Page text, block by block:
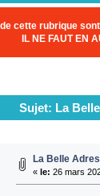
cette rubrique
IL NE FAUT EN
Sujet: La
La Belle
«le: 26 mars